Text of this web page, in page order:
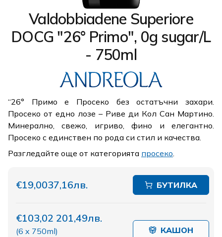
Valdobbiadene Superiore
DOCG "26° Primo", 0g sugar/L
- 750ml
“26° Примо е Просеко без остатъчни захари.
Просеко от едно лозе – Риве ди Кол Сан Мартино.
Минерално, свежо, игриво, фино и елегантно.
Просеко с единствен по рода си стил и качества.
Разгледайте още от категорията просеко.
€19,0037,16лв. БУТИЛКА
€103,02 201,49лв.
(6 x 750ml)
КАШОН